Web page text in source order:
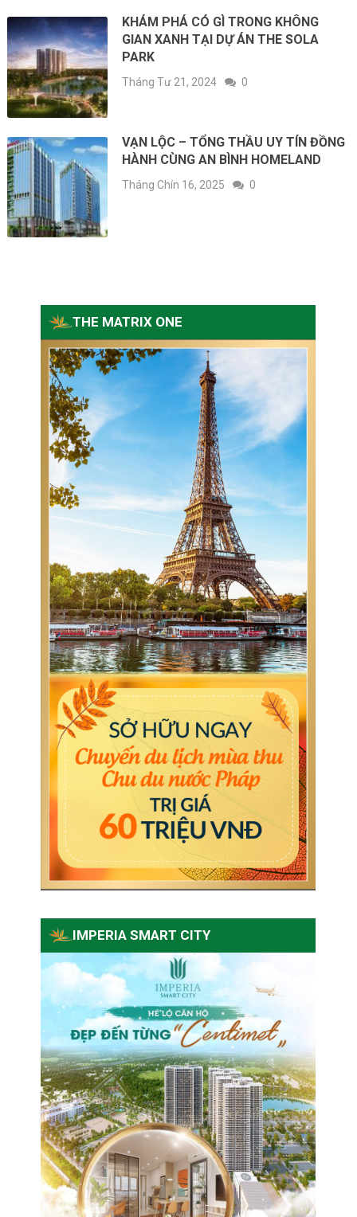
KHÁM PHÁ CÓ GÌ TRONG KHÔNG
GIAN XANH TẠI DỰ ÁN THE SOLA
PARK
Tháng Tư 21, 2024 0
VẠN LỘC – TỔNG THẦU UY TÍN ĐỒNG
HÀNH CÙNG AN BÌNH HOMELAND
Tháng Chín 16, 2025 0
THE MATRIX ONE
IMPERIA SMART CITY